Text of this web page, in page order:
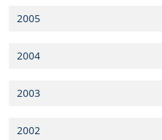
2005
2004
2003
2002